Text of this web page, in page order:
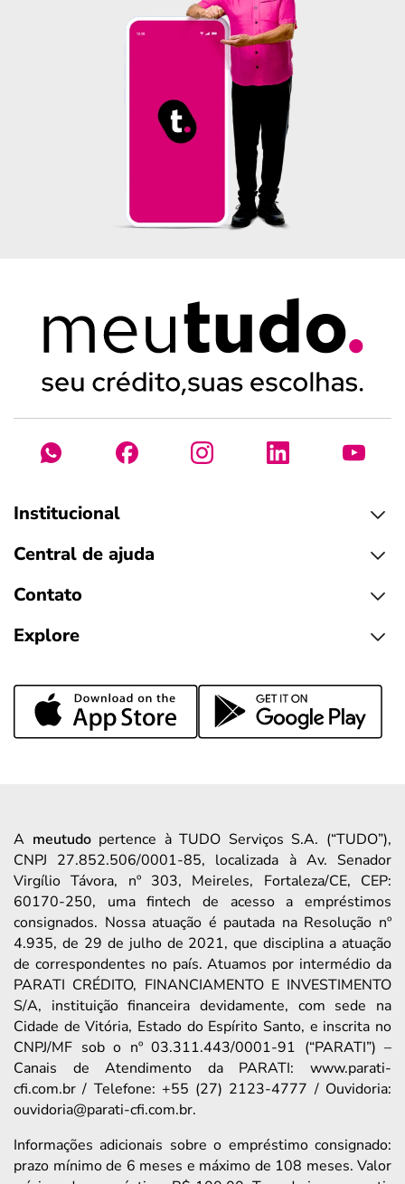
Institucional
Central de ajuda
Contato
Explore
A meutudopertence à TUDO Serviços S.A. (“TUDO”),
CNPJ 27.852.506/0001-85, localizada à Av. Senador
Virgílio Távora, nº 303, Meireles, Fortaleza/CE, CEP:
60170-250, uma fintech de acesso a empréstimos
consignados. Nossa atuação é pautada na Resolução nº
4.935, de 29 de julho de 2021, que disciplina a atuação
de correspondentes no país. Atuamos por intermédio da
PARATI CRÉDITO, FINANCIAMENTO E INVESTIMENTO
S/A, instituição financeira devidamente, com sede na
Cidade de Vitória, Estado do Espírito Santo, e inscrita no
CNPJ/MF sob o nº 03.311.443/0001-91 (“PARATI”) –
Canais de Atendimento da PARATI: www.parati-
cfi.com.br / Telefone: +55 (27) 2123-4777 / Ouvidoria:
ouvidoria@parati-cfi.com.br.
Informações adicionais sobre o empréstimo consignado:
prazo mínimo de 6 meses e máximo de 108 meses. Valor